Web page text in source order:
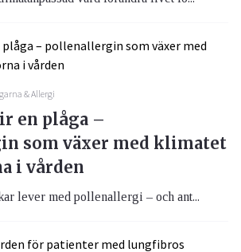
& Allergi
en plåga –
som växer med klimatet
i vården
lever med pollenallergi – och ant...